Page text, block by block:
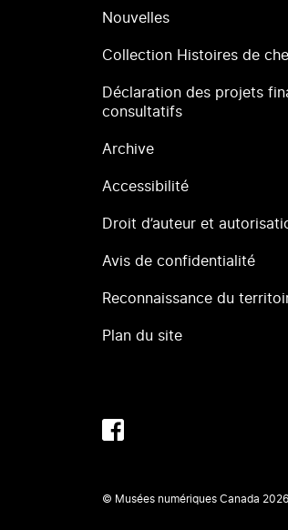
Nouvelles
Collection Histoires de
Déclaration des projets
consultatifs
Archive
Accessibilité
Droit d’auteur et
Avis de confidentialité
Reconnaissance du
Plan du site
© Musées numériques Canada 2026